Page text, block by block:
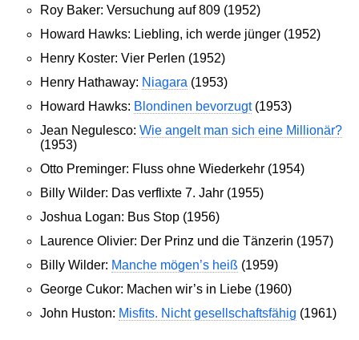
Roy Baker: Versuchung auf 809 (1952)
Howard Hawks: Liebling, ich werde jünger (1952)
Henry Koster: Vier Perlen (1952)
Henry Hathaway: Niagara (1953)
Howard Hawks: Blondinen bevorzugt(1953)
Jean Negulesco: Wie angelt man sich eine Millionär?
(1953)
Otto Preminger: Fluss ohne Wiederkehr (1954)
Billy Wilder: Das verflixte 7. Jahr (1955)
Joshua Logan: Bus Stop (1956)
Laurence Olivier: Der Prinz und die Tänzerin (1957)
Billy Wilder: Manche mögen’s heiß (1959)
George Cukor: Machen wir’s in Liebe (1960)
John Huston: Misfits. Nicht gesellschaftsfähig (1961)